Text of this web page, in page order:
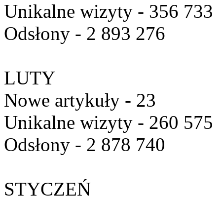
Unikalne wizyty - 356 733
Odsłony - 2 893 276
LUTY
Nowe artykuły - 23
Unikalne wizyty - 260 575
Odsłony - 2 878 740
STYCZEŃ